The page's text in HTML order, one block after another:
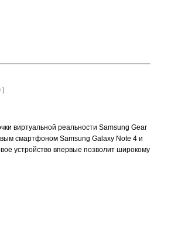
]
виртуальной реальности Samsung Gear
смартфоном Samsung Galaxy Note 4 и
устройство впервые позволит широкому